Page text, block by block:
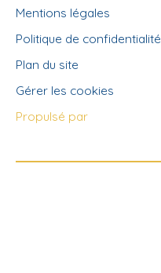
Mentions légales
Politique de confidentialité
Plan du site
Gérer les cookies
Propulsé par